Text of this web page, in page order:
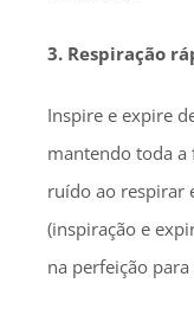
3. Respiração
Inspire e expire
mantendo toda a
ruído ao respirar
(inspiração e
na perfeição